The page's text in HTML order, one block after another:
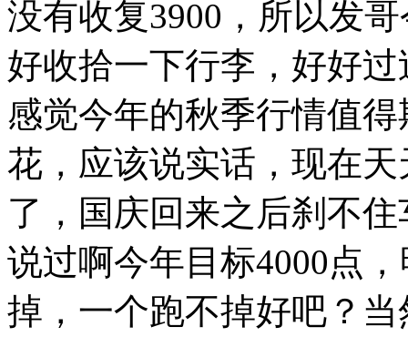
没有收复3900，所以发
好收拾一下行李，好好
感觉今年的秋季行情值
花，应该说实话，现在
了，国庆回来之后刹不
说过啊今年目标4000点
掉，一个跑不掉好吧？